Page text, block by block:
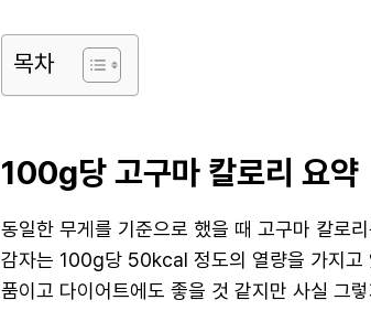
목차
100g당 고구마 칼로리 요약
동일한 무게를 기준으로 했을 때 고구마 칼로
감자는 100g당 50kcal 정도의 열량을 가지고
품이고 다이어트에도 좋을 것 같지만 사실 그